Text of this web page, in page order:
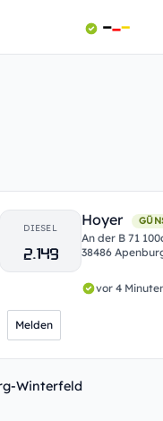
DIESEL
2.149
Hoyer
An der B 71
38486
vor 4
Melden
Winterfeld